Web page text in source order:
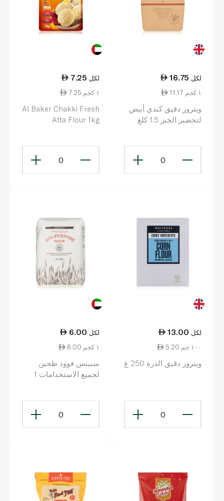
16.75 لكل
11.17 ١ كجم
ويتروز دقيق كندي أبيض
لتحضير الخبز 1.5 كلغ
0
7.25 لكل
7.25 ١ كجم
Al Baker Chakki Fresh
Atta Flour 1kg
0
13.00 لكل
5.20 ١٠٠ جم
ويتروز دقيق الذرة 250 غ
0
6.00 لكل
6.00 ١ كجم
سبينس فوود طحين
لجميع الاستخدامات 1
0